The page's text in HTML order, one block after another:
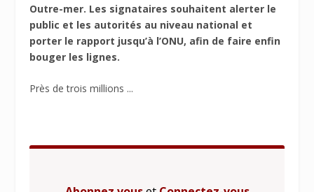
Outre-mer. Les signataires souhaitent alerter le
public et les autorités au niveau national et
porter le rapport jusqu’à l’ONU, afin de faire enfin
bouger les lignes.
Près de trois millions ...